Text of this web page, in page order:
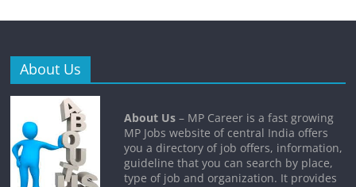
About Us
About Us – MP Career is a fast growing
MP Jobs website of central India offers
you a directory of job offers, information,
guideline that you can search by place,
type of job and organization. It provides